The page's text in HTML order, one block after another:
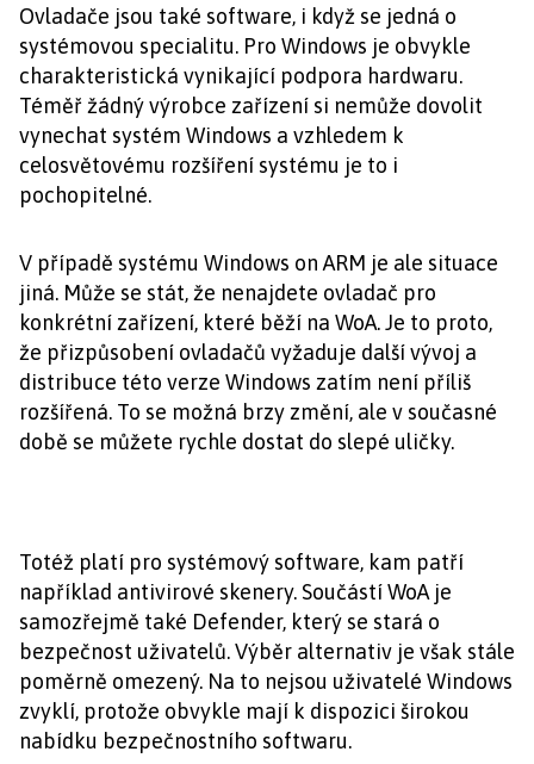
Ovladače jsou také software, i když se jedná o
systémovou specialitu. Pro Windows je obvykle
charakteristická vynikající podpora hardwaru.
Téměř žádný výrobce zařízení si nemůže dovolit
vynechat systém Windows a vzhledem k
celosvětovému rozšíření systému je to i
pochopitelné.
V případě systému Windows on ARM je ale situace
jiná. Může se stát, že nenajdete ovladač pro
konkrétní zařízení, které běží na WoA. Je to proto,
že přizpůsobení ovladačů vyžaduje další vývoj a
distribuce této verze Windows zatím není příliš
rozšířená. To se možná brzy změní, ale v současné
době se můžete rychle dostat do slepé uličky.
Totéž platí pro systémový software, kam patří
například antivirové skenery. Součástí WoA je
samozřejmě také Defender, který se stará o
bezpečnost uživatelů. Výběr alternativ je však stále
poměrně omezený. Na to nejsou uživatelé Windows
zvyklí, protože obvykle mají k dispozici širokou
nabídku bezpečnostního softwaru.